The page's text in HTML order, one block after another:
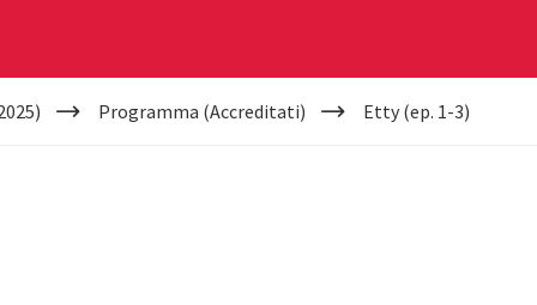
Programma (Accreditati) Etty (ep. 1-3)